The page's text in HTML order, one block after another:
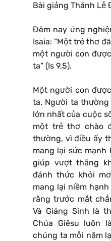
Bài giảng Thánh Lễ
Đêm nay ứng
Isaia: “Một trẻ thơ
một người con
ta” (Is 9,5).
Một người con
ta. Người ta
lớn nhất của cuộc
một trẻ thơ chào
thường, vì điều ấy
mang lại sức mạnh
giúp vượt thắng
đánh thức khỏi
mang lại niềm
rằng trước mắt
Và Giáng Sinh là
Chúa Giêsu luôn
chúng ta mỗi năm